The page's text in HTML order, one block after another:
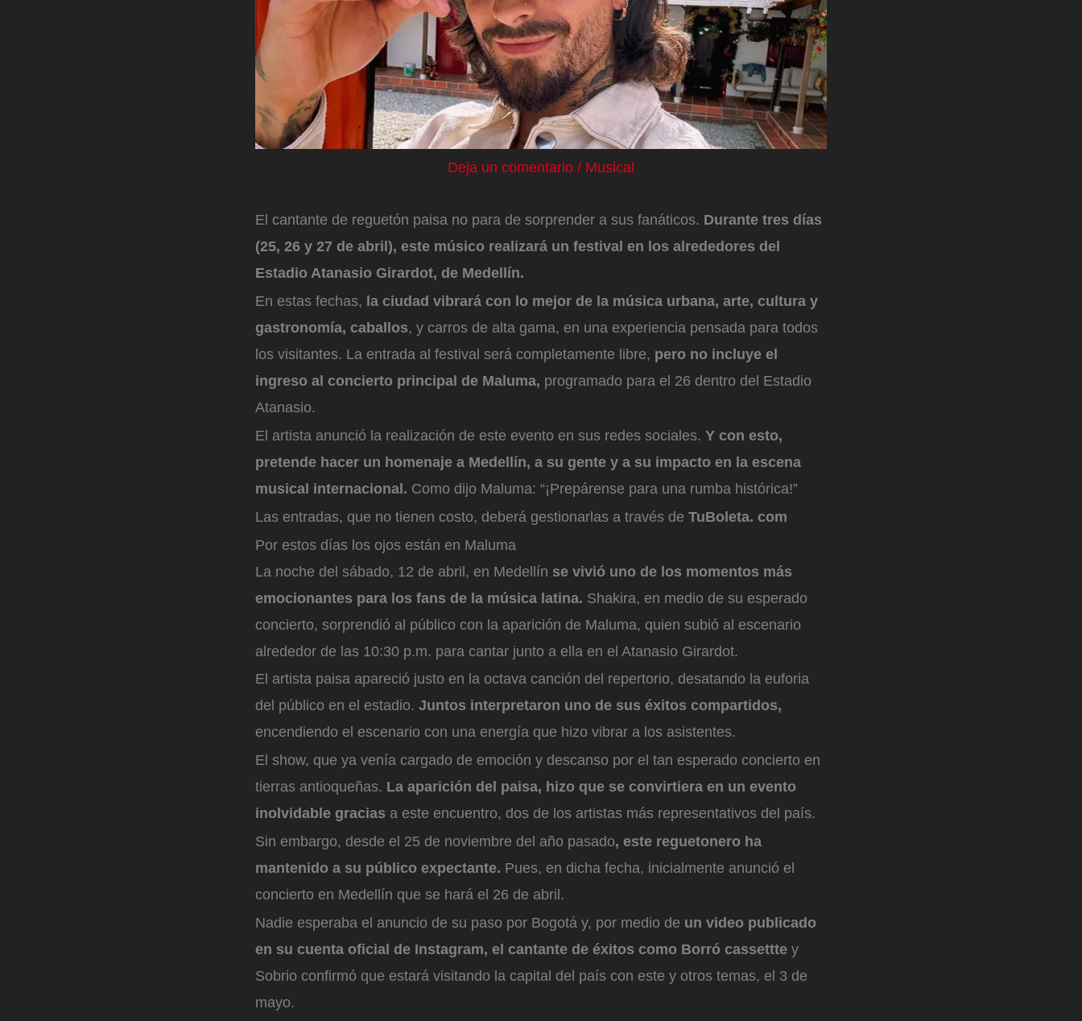
Deja un comentario / Musical
El cantante de reguetón paisa no para de sorprender a sus fanáticos. Durante tres días
(25, 26 y 27 de abril), este músico realizará un festival en los alrededores del
Estadio Atanasio Girardot, de Medellín.
En estas fechas, la ciudad vibrará con lo mejor de la música urbana, arte, cultura y
gastronomía, caballos, y carros de alta gama, en una experiencia pensada para todos
los visitantes. La entrada al festival será completamente libre, pero no incluye el
ingreso al concierto principal de Maluma, programado para el 26 dentro del Estadio
Atanasio.
El artista anunció la realización de este evento en sus redes sociales. Y con esto,
pretende hacer un homenaje a Medellín, a su gente y a su impacto en la escena
musical internacional. Como dijo Maluma: “¡Prepárense para una rumba histórica!”
Las entradas, que no tienen costo, deberá gestionarlas a través de TuBoleta. com
Por estos días los ojos están en Maluma
La noche del sábado, 12 de abril, en Medellín se vivió uno de los momentos más
emocionantes para los fans de la música latina. Shakira, en medio de su esperado
concierto, sorprendió al público con la aparición de Maluma, quien subió al escenario
alrededor de las 10:30 p.m. para cantar junto a ella en el Atanasio Girardot.
El artista paisa apareció justo en la octava canción del repertorio, desatando la euforia
del público en el estadio. Juntos interpretaron uno de sus éxitos compartidos,
encendiendo el escenario con una energía que hizo vibrar a los asistentes.
El show, que ya venía cargado de emoción y descanso por el tan esperado concierto en
tierras antioqueñas. La aparición del paisa, hizo que se convirtiera en un evento
inolvidable gracias a este encuentro, dos de los artistas más representativos del país.
Sin embargo, desde el 25 de noviembre del año pasado, este reguetonero ha
mantenido a su público expectante. Pues, en dicha fecha, inicialmente anunció el
concierto en Medellín que se hará el 26 de abril.
Nadie esperaba el anuncio de su paso por Bogotá y, por medio de un video publicado
en su cuenta oficial de Instagram, el cantante de éxitos como Borró cassettte y
Sobrio confirmó que estará visitando la capital del país con este y otros temas, el 3 de
mayo.